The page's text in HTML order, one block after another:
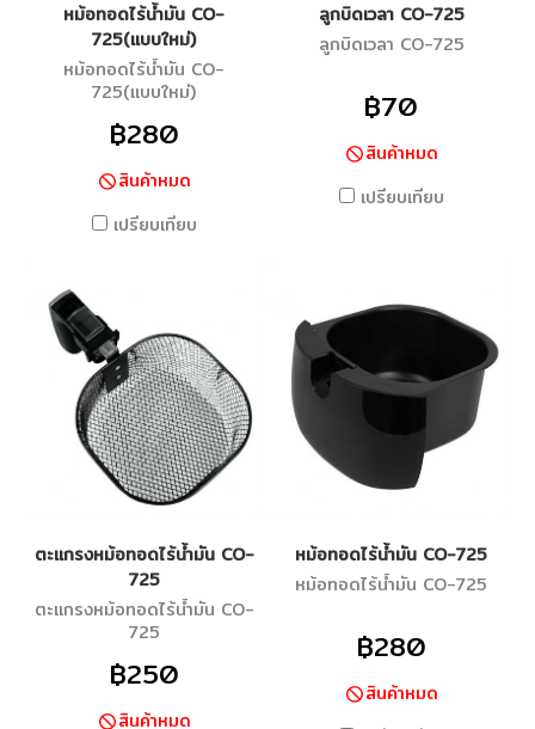
หม้อทอดไร้น้ำมัน CO-
725(แบบใหม่)
หม้อทอดไร้น้ำมัน CO-
725(แบบใหม่)
฿280
สินค้าหมด
เปรียบเทียบ
ลูกบิดเวลา CO-725
ลูกบิดเวลา CO-725
฿70
สินค้าหมด
เปรียบเทียบ
ตะแกรงหม้อทอดไร้น้ำมัน CO-
725
ตะแกรงหม้อทอดไร้น้ำมัน CO-
725
฿250
สินค้าหมด
หม้อทอดไร้น้ำมัน CO-725
หม้อทอดไร้น้ำมัน CO-725
฿280
สินค้าหมด